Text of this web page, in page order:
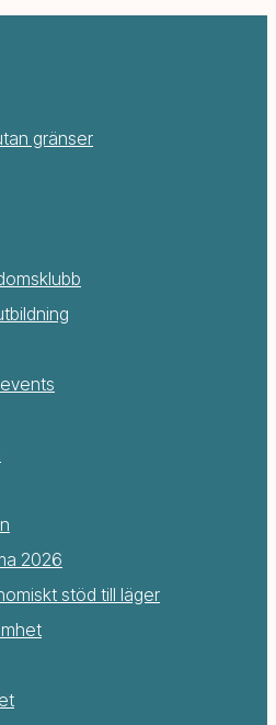
gränser
2026
stöd till läger